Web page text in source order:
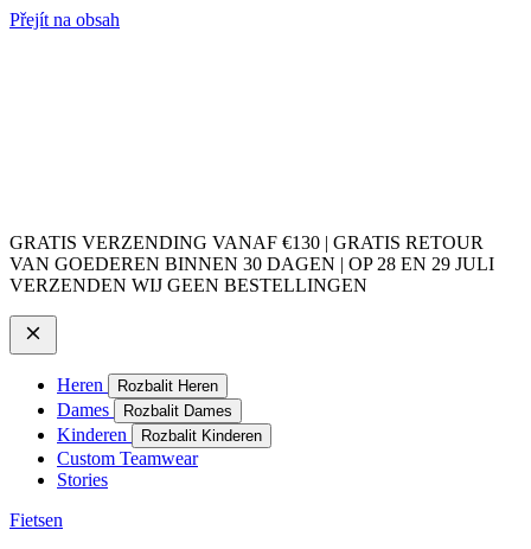
Přejít na obsah
GRATIS VERZENDING VANAF €130 | GRATIS RETOUR
VAN GOEDEREN BINNEN 30 DAGEN | OP 28 EN 29 JULI
VERZENDEN WIJ GEEN BESTELLINGEN
Heren Rozbalit Heren
Dames Rozbalit Dames
Kinderen Rozbalit Kinderen
Custom Teamwear
Stories
Fietsen